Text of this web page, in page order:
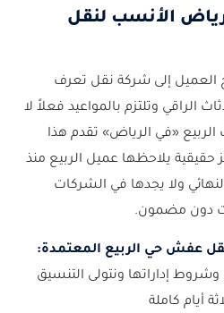
الأنسب لنقل
العميل إلى شركة نقل تعرف
الراقي وتلتزم بالمواعيد فعلاً لا
«في الرياض» تقدم هذا
يلاحظها عميل الربيع منذ
ولا يجدها في الشركات
دون مضمون.
عفش حي الربيع المعتمدة:
إداراتها ونتولى التنسيق
أيام كاملة